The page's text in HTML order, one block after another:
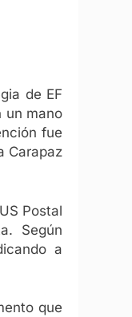
de EF
un mano
fue
Carapaz
Postal
Según
a
que